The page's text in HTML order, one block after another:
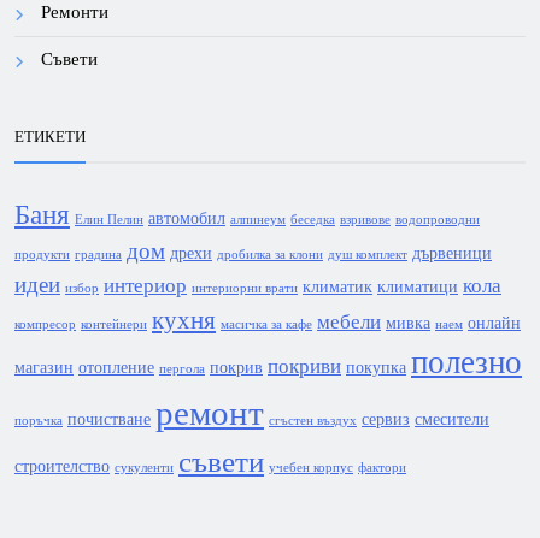
Ремонти
Съвети
ЕТИКЕТИ
Баня Елин Пелин автомобил алпинеум беседка взривове водопроводни
продукти градина дом дрехи дробилка за клони душ комплект дървеници
идеи избор интериор интериорни врати климатик климатици кола
компресор контейнери кухня масичка за кафе мебели мивка наем онлайн
магазин отопление пергола покрив покриви покупка полезно
поръчка почистване ремонт сгъстен въздух сервиз смесители
строителство сукуленти съвети учебен корпус фактори